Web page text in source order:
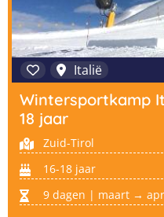
Italië
Wintersportkamp
18 jaar
Zuid-Tirol
16-18 jaar
9 dagen | maart →